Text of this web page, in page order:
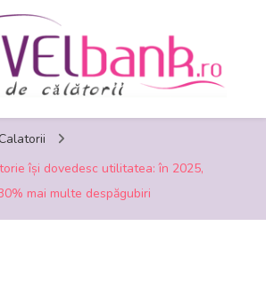
– calatorii, turism, distractie,
shopping, timp liber
Calatorii
își dovedesc utilitatea: în 2025,
mai multe despăgubiri